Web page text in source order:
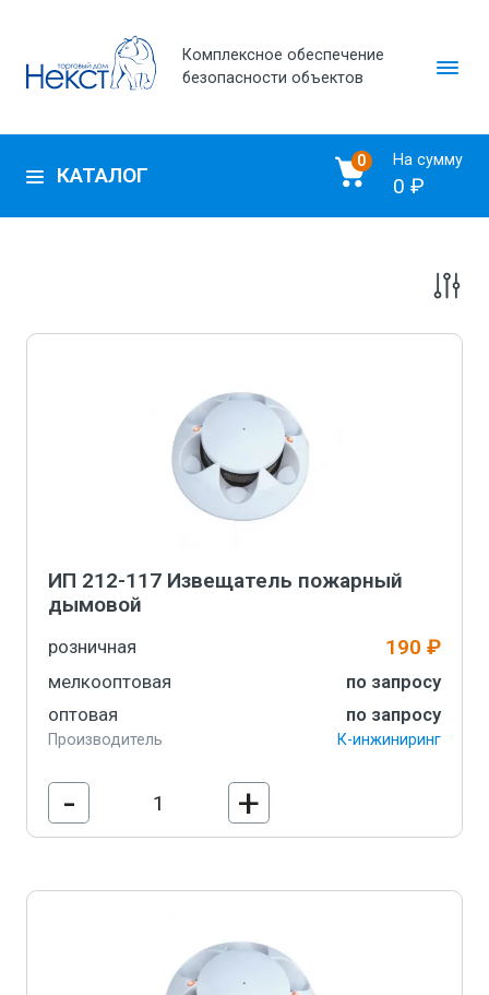
Комплексное обеспечение
безопасности объектов
КАТАЛОГ
0 На сумму
0 ₽
ИП 212-117 Извещатель пожарный
дымовой
розничная 190 ₽
мелкооптовая
по запросу
оптовая
по запросу
Производитель К-инжиниринг
- +